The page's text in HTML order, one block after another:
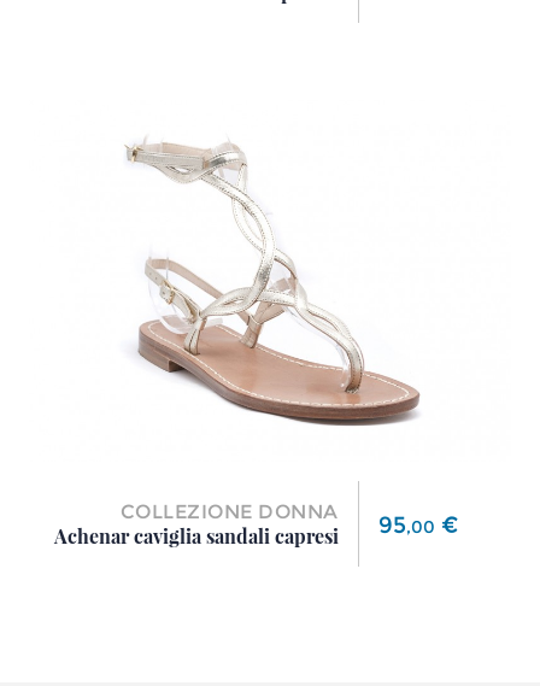
COLLEZIONE DONNA
Achenar caviglia sandali capresi
Prezzo
95,00 €